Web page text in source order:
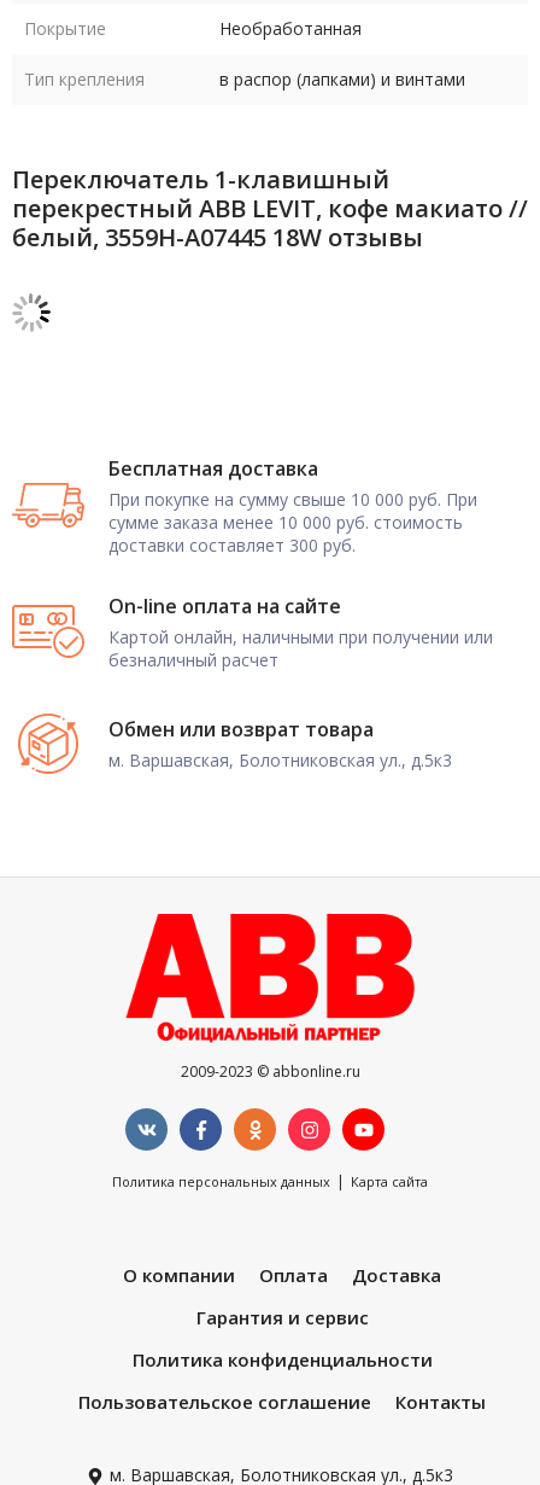
Покрытие Необработанная
Тип крепления в распор (лапками) и винтами
Переключатель 1-клавишный
перекрестный ABB LEVIT, кофе макиато //
белый, 3559H-A07445 18W отзывы
Бесплатная доставка
При покупке на сумму свыше 10 000 руб. При
сумме заказа менее 10 000 руб. стоимость
доставки составляет 300 руб.
On-line оплата на сайте
Картой онлайн, наличными при получении или
безналичный расчет
Обмен или возврат товара
м. Варшавская, Болотниковская ул., д.5к3
2009-2023 © abbonline.ru
Политика персональных данных | Карта сайта
О компании Оплата
Доставка
Гарантия и сервис
Политика конфиденциальности
Пользовательское соглашение
Контакты
м. Варшавская, Болотниковская ул., д.5к3